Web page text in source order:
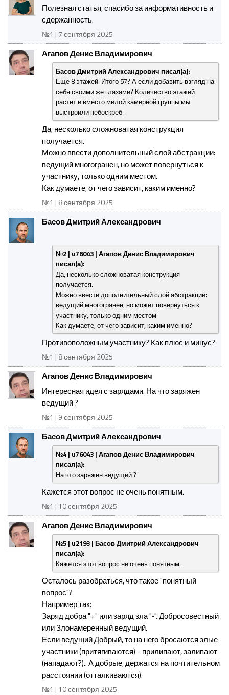
Полезная статья, спасибо за информативность и
сдержанность.
№1 | 7 сентября 2025
Агапов Денис Владимирович
Басов Дмитрий Александрович писал(а):
Еще 8 этажей. Итого 57? А если добавить взгляд на
себя своими же глазами? Количество этажей
растет и вместо милой камерной группы мы
выстроили небоскреб.
Да, несколько сложноватая конструкция
получается.
Можно ввести дополнительный слой абстракции:
ведущий многогранен, но может повернуться к
участнику, только одним местом.
Как думаете, от чего зависит, каким именно?
№1 | 8 сентября 2025
Басов Дмитрий Александрович
№2 | u76043 | Агапов Денис Владимирович
писал(а):
Да, несколько сложноватая конструкция
получается.
Можно ввести дополнительный слой абстракции:
ведущий многогранен, но может повернуться к
участнику, только одним местом.
Как думаете, от чего зависит, каким именно?
Противоположным участнику? Как плюс и минус?
№1 | 8 сентября 2025
Агапов Денис Владимирович
Интересная идея с зарядами. На что заряжен
ведущий ?
№1 | 9 сентября 2025
Басов Дмитрий Александрович
№4 | u76043 | Агапов Денис Владимирович
писал(а):
На что заряжен ведущий ?
Кажется этот вопрос не очень понятным.
№1 | 10 сентября 2025
Агапов Денис Владимирович
№5 | u2193 | Басов Дмитрий Александрович
писал(а):
Кажется этот вопрос не очень понятным.
Осталось разобраться, что такое "понятный
вопрос"?
Например так:
Заряд добра "+" или заряд зла "-". Добросовестный
или Злонамеренный ведущий.
Если ведущий Добрый, то на него бросаются злые
участники (притягиваются) - прилипают, залипают
(нападают?).. А добрые, держатся на почтительном
расстоянии (отталкиваются).
№1 | 10 сентября 2025